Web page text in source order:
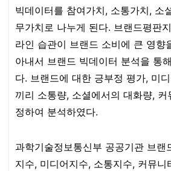
빅데이터를 참여가치, 소통가치, 소
무가치로 나누게 된다. 브랜드평판
라인 습관이 브랜드 소비에 큰 영향
아내서 브랜드 빅데이터 분석을 통
다. 브랜드에 대한 긍부정 평가, 미
끼리 소통량, 소셜에서의 대화량,
정하여 분석하였다.​​​​
과학기술정보통신부 공공기관 브랜
지수, 미디어지수, 소통지수, 커뮤니